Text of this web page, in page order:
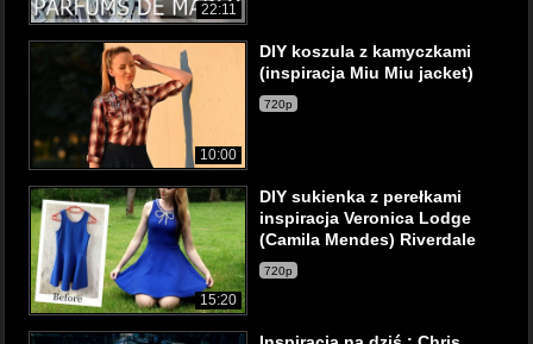
22:11
10:00
DIY koszula z kamyczkami
(inspiracja Miu Miu jacket)
720p
15:20
DIY sukienka z perełkami
inspiracja Veronica Lodge
(Camila Mendes) Riverdale
720p